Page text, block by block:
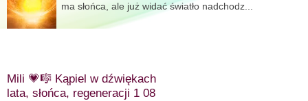
ma słońca, ale już widać światło nadchodz...
Mili 💗🎼 Kąpiel w dźwiękach
lata, słońca, regeneracji 1 08